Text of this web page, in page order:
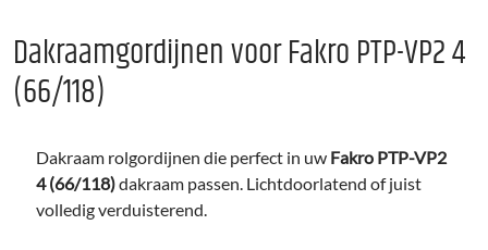
Dakraamgordijnen voor Fakro PTP-VP2 4
(66/118)
Dakraam rolgordijnen die perfect in uw Fakro PTP-VP2
4 (66/118)dakraam passen. Lichtdoorlatend of juist
volledig verduisterend.